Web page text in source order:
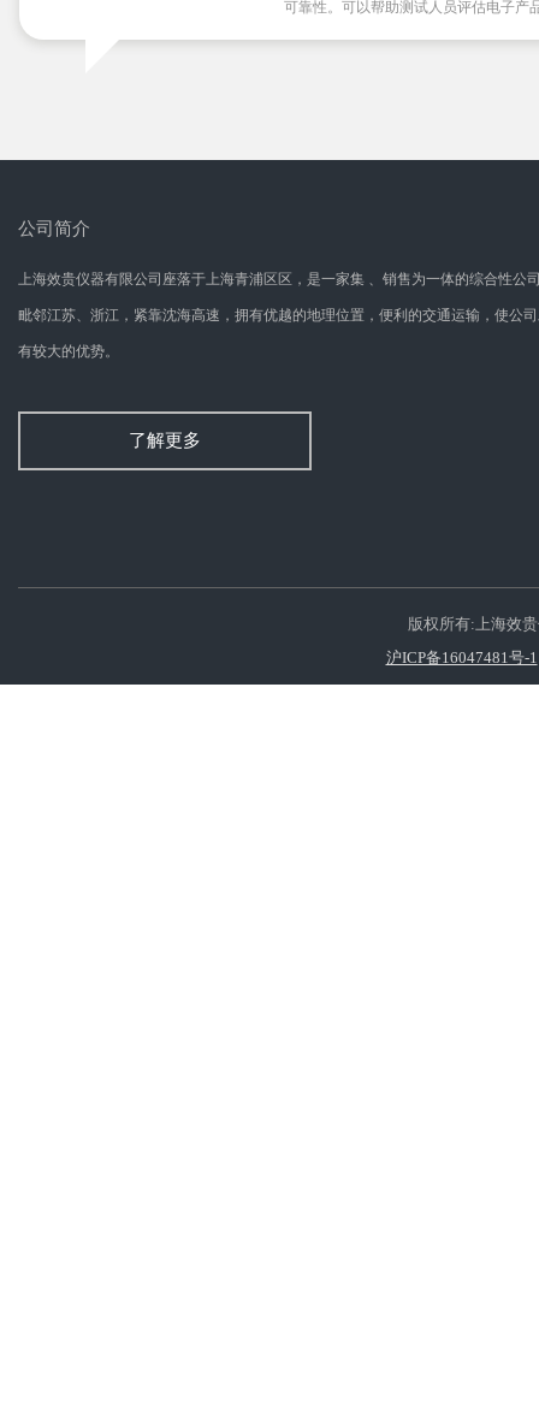
可靠性。可以帮助测试人员评估电子产
公司简介
上海效贵仪器有限公司座落于上海青浦区区，是一家集 、销售为一体的综合性公
毗邻江苏、浙江，紧靠沈海高速，拥有优越的地理位置，便利的交通运输，使公
有较大的优势。
了解更多
版权所有:上海效
沪ICP备16047481号-1